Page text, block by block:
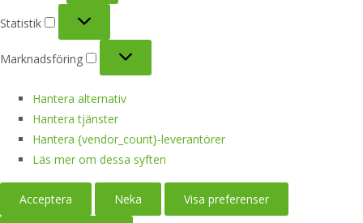
Statistik
Marknadsföring
Hantera alternativ
Hantera tjänster
Hantera {vendor_count}-leverantörer
Läs mer om dessa syften
Acceptera Neka Visa preferenser